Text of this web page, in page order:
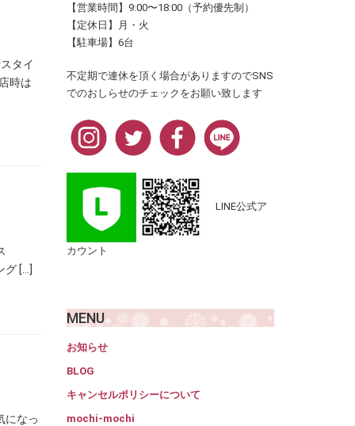
タイ
時は
グ […]
になっ
【営業時間】9:00〜18:00（予約優先制）
【定休日】月・火
【駐車場】6台
不定期で連休を頂く場合がありますのでSNS
でのおしらせのチェックをお願い致します
LINE公式ア
カウント
MENU
お知らせ
BLOG
キャンセルポリシーについて
mochi-mochi